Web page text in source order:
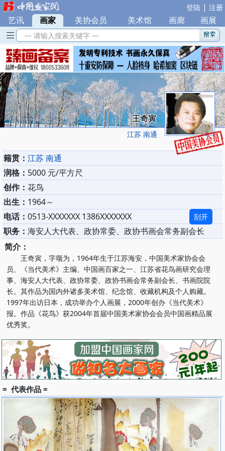
登陆 | 注册
艺讯 | 画家 美协会员 美术馆 画廊 画展
— 请输入搜索关键字 —
王奇寅
江苏 南通
籍贯： 江苏 南通
润格： 5000 元/平方尺
创作： 花鸟
出生： 1964～
电话： 0513-XXXXXXX 1386XXXXXXX 刮开
职务： 海安人大代表、政协常委、政协书画会常务副会长
简介：
王奇寅，字颂为，1964年生于江苏海安，中国美术家协会会
员、《当代美术》主编、中国画百家之一、江苏省花鸟画研究会理
事、海安人大代表、政协常委、政协书画会常务副会长、书画院院
长。其作品为国内外诸多美术馆、纪念馆、收藏机构及个人购藏。
1997年出访日本，成功举办个人画展，2000年创办《当代美术》
报。作品《花鸟》获2004年首届中国美术家协会会员中国画精品展
优秀奖。
= 代表作品 =